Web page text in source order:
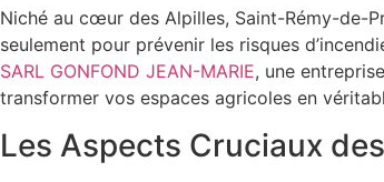
Niché au cœur des Alpilles, Saint-Rémy-de-
seulement pour prévenir les risques
SARL GONFOND JEAN-MARIE, une
transformer vos espaces agricoles en
Les Aspects Cruciaux